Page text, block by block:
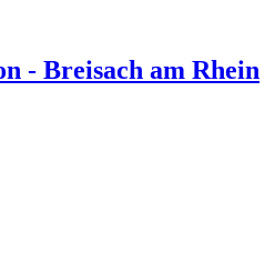
- Breisach am Rhein